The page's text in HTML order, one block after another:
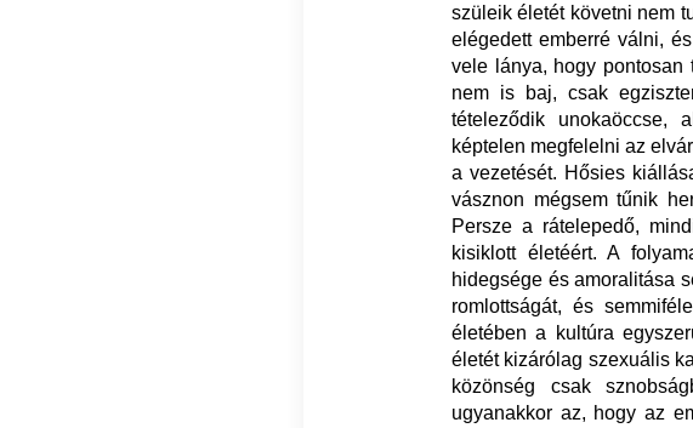
szüleik életét követni nem
elégedett emberré válni,
vele lánya, hogy pontosan
nem is baj, csak
tételeződik unokaöccse,
képtelen megfelelni az
a vezetését. Hősies
vásznon mégsem tűnik
Persze a rátelepedő,
kisiklott életéért. A
hidegsége és amoralitása
romlottságát, és
életében a kultúra
életét kizárólag szexuális
közönség csak
ugyanakkor az, hogy az